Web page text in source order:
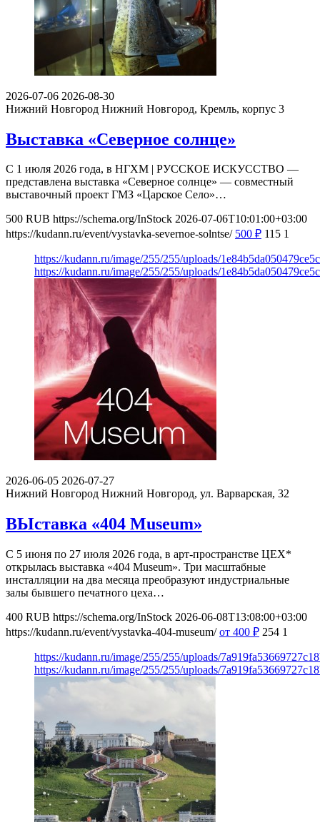
2026-07-06 2026-08-30
Нижний Новгород Нижний Новгород, Кремль, корпус 3
Выставка «Северное солнце»
С 1 июля 2026 года, в НГХМ | РУССКОЕ ИСКУССТВО —
представлена выставка «Северное солнце» — совместный
выставочный проект ГМЗ «Царское Село»…
500 RUB https://schema.org/InStock 2026-07-06T10:01:00+03:00
https://kudann.ru/event/vystavka-severnoe-solntse/ 500 ₽ 115 1
https://kudann.ru/image/255/255/uploads/
https://kudann.ru/image/255/255/uploads/
2026-06-05 2026-07-27
Нижний Новгород Нижний Новгород, ул. Варварская, 32
ВЫставка «404 Museum»
С 5 июня по 27 июля 2026 года, в арт-пространстве ЦЕХ*
открылась выставка «404 Museum». Три масштабные
инсталляции на два месяца преобразуют индустриальные
залы бывшего печатного цеха…
400 RUB https://schema.org/InStock 2026-06-08T13:08:00+03:00
https://kudann.ru/event/vystavka-404-museum/ от 400 ₽ 254 1
https://kudann.ru/image/255/255/uploads/
https://kudann.ru/image/255/255/uploads/